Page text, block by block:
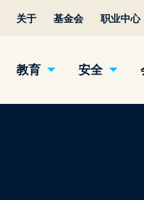
关于 基金会 职业中心
教育 安全